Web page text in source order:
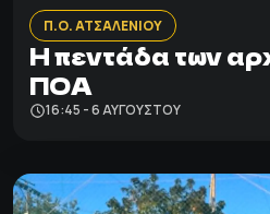
Π.Ο. ΑΤΣΑΛΕΝΙΟΥ
Η πεντάδα των
ΠΟΑ
16:45 - 6 ΑΥΓΟΎΣΤΟΥ